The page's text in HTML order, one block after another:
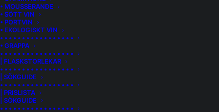
• MOUSSERANDE
• SÖTT VIN
• PORTVIN
• EKOLOGISKT VIN
• • • • • • • • • • • • • • • • •
• GRAPPA
• • • • • • • • • • • • • • • • •
| FLASKSTORLEKAR
• • • • • • • • • • • • • • • • •
| SÖKGUIDE
• • • • • • • • • • • • • • • • •
| PRISLISTA
| SÖKGUIDE
• • • • • • • • • • • • • • • • •